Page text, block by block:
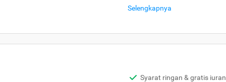
Selengkapnya
Syarat ringan & gratis iuran